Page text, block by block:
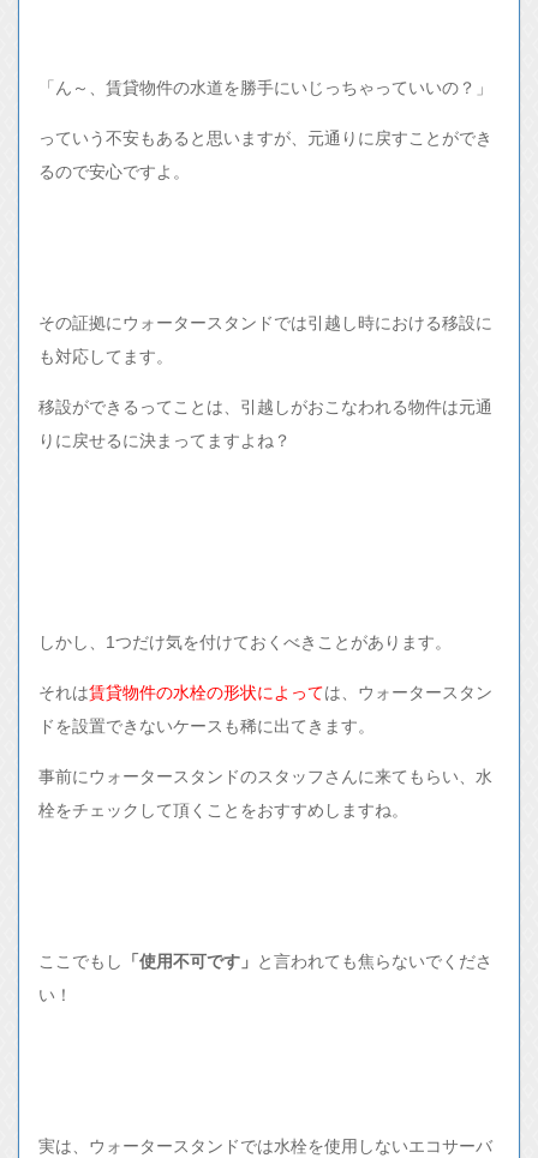
「ん～、賃貸物件の水道を勝手にいじっちゃっていいの？」
っていう不安もあると思いますが、元通りに戻すことができ
るので安心ですよ。
その証拠にウォータースタンドでは引越し時における移設に
も対応してます。
移設ができるってことは、引越しがおこなわれる物件は元通
りに戻せるに決まってますよね？
しかし、1つだけ気を付けておくべきことがあります。
それは賃貸物件の水栓の形状によっては、ウォータースタン
ドを設置できないケースも稀に出てきます。
事前にウォータースタンドのスタッフさんに来てもらい、水
栓をチェックして頂くことをおすすめしますね。
ここでもし 「使用不可です」 と言われても焦らないでくださ
い！
実は、ウォータースタンドでは水栓を使用しないエコサーバ